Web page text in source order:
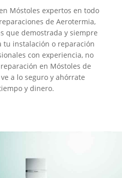
Móstoles expertos en todo
de Aerotermia,
que demostrada y siempre
tu instalación o reparación
con experiencia, no
en Móstoles de
a lo seguro y ahórrate
y dinero.